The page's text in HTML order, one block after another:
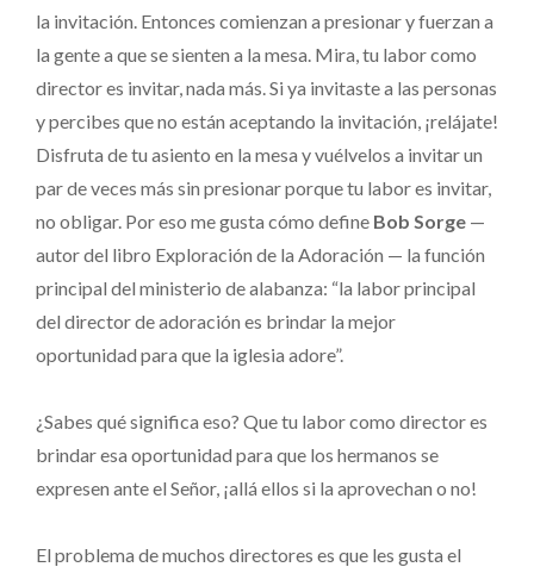
la invitación. Entonces comienzan a presionar y fuerzan a
la gente a que se sienten a la mesa. Mira, tu labor como
director es invitar, nada más. Si ya invitaste a las personas
y percibes que no están aceptando la invitación, ¡relájate!
Disfruta de tu asiento en la mesa y vuélvelos a invitar un
par de veces más sin presionar porque tu labor es invitar,
no obligar. Por eso me gusta cómo define Bob Sorge —
autor del libro Exploración de la Adoración — la función
principal del ministerio de alabanza: “la labor principal
del director de adoración es brindar la mejor
oportunidad para que la iglesia adore”.
¿Sabes qué significa eso? Que tu labor como director es
brindar esa oportunidad para que los hermanos se
expresen ante el Señor, ¡allá ellos si la aprovechan o no!
El problema de muchos directores es que les gusta el